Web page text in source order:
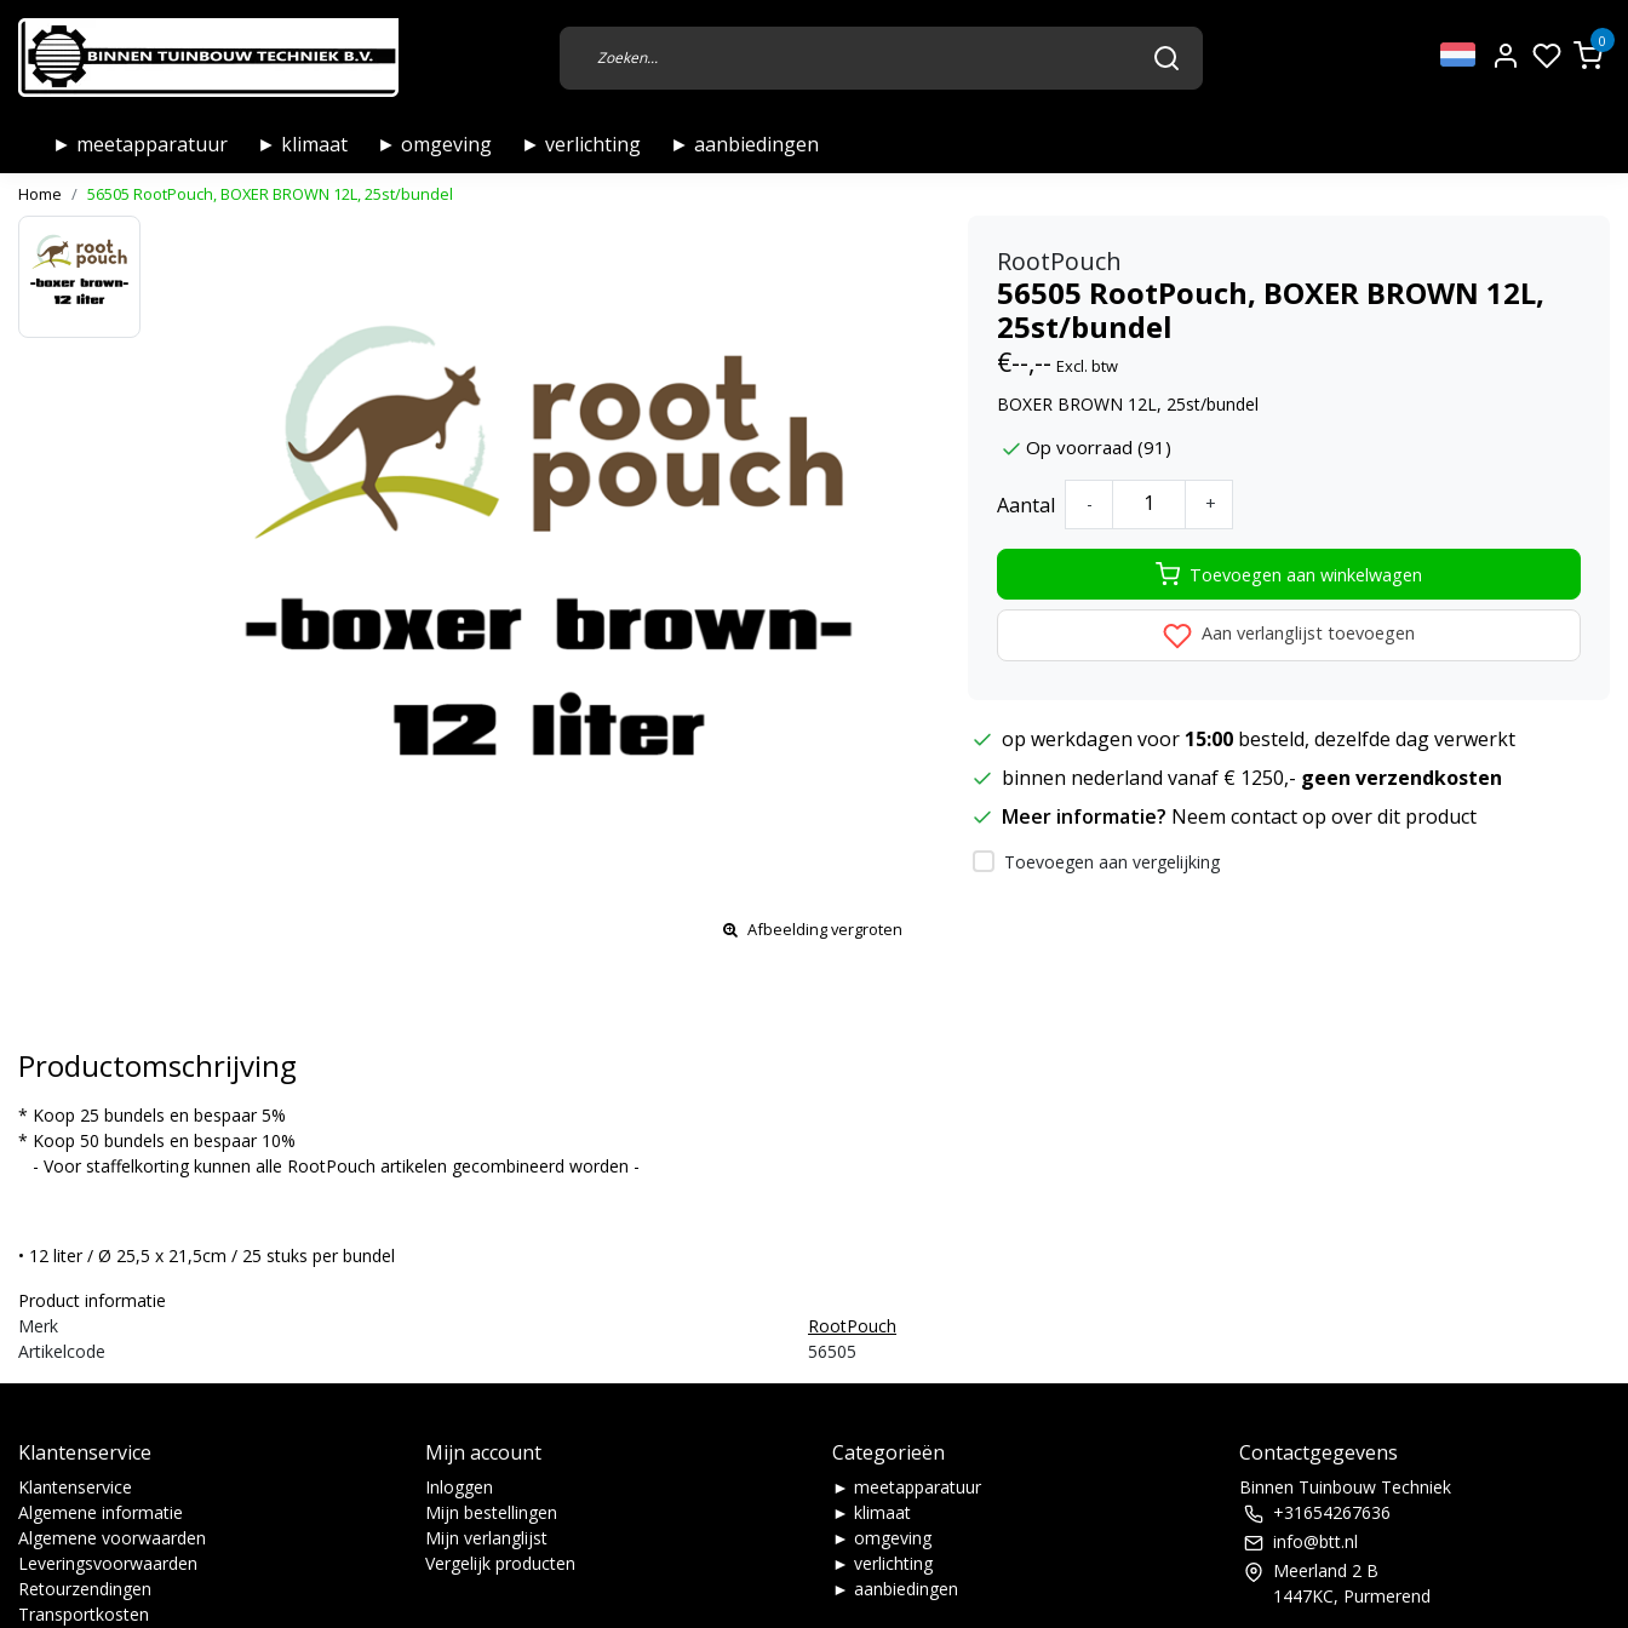
0
► meetapparatuur ► klimaat ► omgeving ► verlichting ► aanbiedingen
Home 56505 RootPouch, BOXER BROWN 12L, 25st/bundel
Afbeelding vergroten
RootPouch
56505 RootPouch, BOXER BROWN 12L,
25st/bundel
€--,-- Excl. btw
BOXER BROWN 12L, 25st/bundel
Op voorraad (91)
Aantal - +
Toevoegen aan winkelwagen
Aan verlanglijst toevoegen
op werkdagen voor 15:00 besteld, dezelfde dag verwerkt
binnen nederland vanaf € 1250,- geen verzendkosten
Meer informatie? Neem contact op over dit product
Toevoegen aan vergelijking
Productomschrijving
* Koop 25 bundels en bespaar 5%
* Koop 50 bundels en bespaar 10%
- Voor staffelkorting kunnen alle RootPouch artikelen gecombineerd worden -
• 12 liter / Ø 25,5 x 21,5cm / 25 stuks per bundel
Product informatie
Merk
RootPouch
Artikelcode
56505
Klantenservice
Klantenservice
Algemene informatie
Algemene voorwaarden
Leveringsvoorwaarden
Retourzendingen
Transportkosten
Mijn account
Inloggen
Mijn bestellingen
Mijn verlanglijst
Vergelijk producten
Categorieën
► meetapparatuur
► klimaat
► omgeving
► verlichting
► aanbiedingen
Contactgegevens
Binnen Tuinbouw Techniek
+31654267636
info@btt.nl
Meerland 2 B
1447KC, Purmerend